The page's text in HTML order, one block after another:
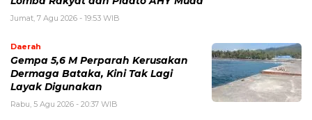
Jumat, 7 Agu 2026 - 19:53 WIB
Daerah
Gempa 5,6 M Perparah Kerusakan
Dermaga Bataka, Kini Tak Lagi
Layak Digunakan
Rabu, 5 Agu 2026 - 20:37 WIB